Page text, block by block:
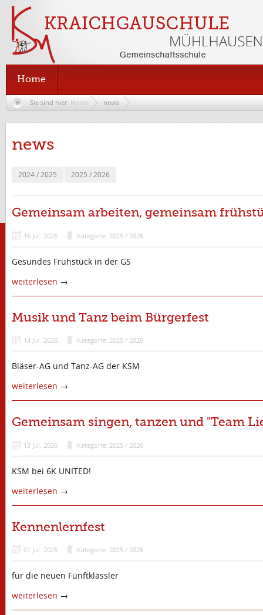
Home
Sie sind hier: Home news
news
2024 / 2025 2025 / 2026
Gemeinsam arbeiten, gemeinsam
16 Jul. 2026 Kategorie: 2025 / 2026
Gesundes Frühstück in der GS
weiterlesen →
Musik und Tanz beim Bürgerfest
14 Jul. 2026 Kategorie: 2025 / 2026
Bläser-AG und Tanz-AG der KSM
weiterlesen →
Gemeinsam singen, tanzen und "Team
13 Jul. 2026 Kategorie: 2025 / 2026
KSM bei 6K UNITED!
weiterlesen →
Kennenlernfest
07 Jul. 2026 Kategorie: 2025 / 2026
für die neuen Fünftklässler
weiterlesen →